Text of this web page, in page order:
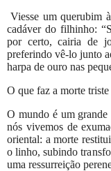
Viesse um querubim
cadáver do filhinho:
por certo, cairia de
preferindo vê-lo junto
harpa de ouro nas
O que faz a morte
O mundo é um
nós vivemos de
oriental: a morte
o linho, subindo
uma ressurreição